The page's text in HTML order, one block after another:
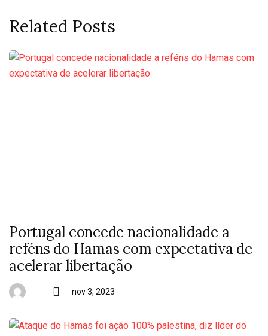
Related Posts
Portugal concede nacionalidade a
reféns do Hamas com expectativa de
acelerar libertação
nov 3, 2023